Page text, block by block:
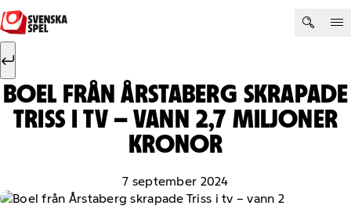
Hoppa till innehåll
Sök efter:
BOEL FRÅN ÅRSTABERG SKRAPADE
TRISS I TV – VANN 2,7 MILJONER
KRONOR
7 september 2024